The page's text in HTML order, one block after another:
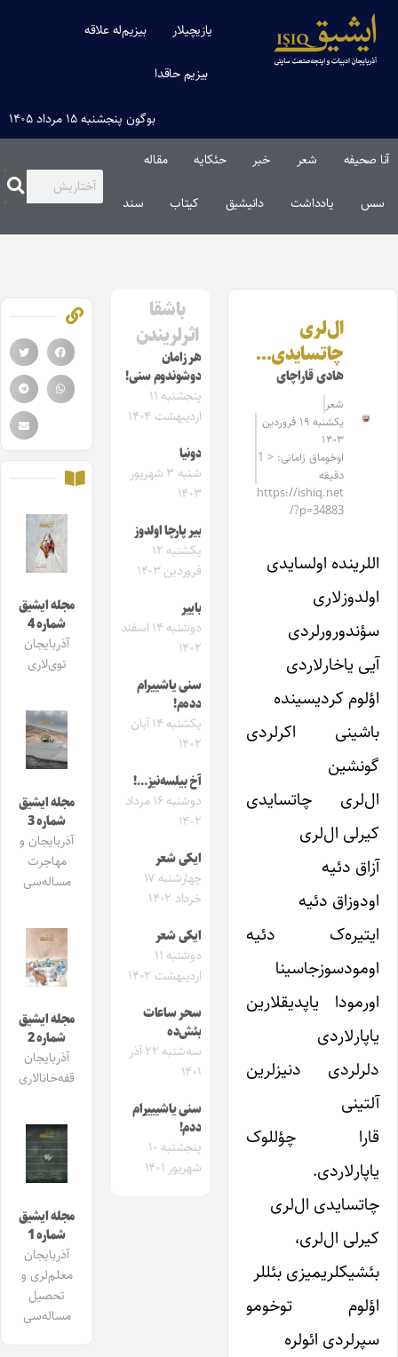
یازیچیلار بیزیم‌له علاقه
بیزیم حاقدا
بوگون پنجشنبه ۱۵ مرداد ۱۴۰۵
آنا صحیفه شعر خبر حئکایه مقاله‌
سس یادداشت دانیشیق کیتاب سند
ال‌لری
چاتسایدی…
هادی قاراچای
شعر
یکشنبه ۱۹ فروردین
۱۴۰۳
اوخوماق زامانی: < 1
دقیقه
https://ishiq.net
/?p=34883
اللرینده اولسایدی
اولدوزلاری
سؤندورورلردی
آیی یاخارلاردی
اؤلوم کردیسینده
باشینی اکرلردی
گونشین
ال‌لری چاتسایدی
کیرلی ال‌لری
آزاق دئیه
اودوزاق دئیه
ایتیره‌ک دئیه
اومودسوزجاسینا
اورمودا یاپدیقلارین
یاپارلاردی
دلرلردی دنیزلرین
آلتینی
قارا چؤللوک
یاپارلاردی.
چاتسایدی ال‌لری
کیرلی ال‌لری،
بئشیکلریمیزی بئللر
اؤلوم توخومو
سپرلردی ائولره
باشقا
اثرلریندن
هر زامان
دوشوندوم سنی!
پنجشنبه ۱۱
اردیبهشت ۱۴۰۴
دونیا
شنبه ۳ شهریور
۱۴۰۳
بیر پارچا اولدوز
یکشنبه ۱۲
فروردین ۱۴۰۳
باییر
دوشنبه ۱۴ اسفند
۱۴۰۲
سنی یاشییرام
دده‌م!
یکشنبه ۱۴ آبان
۱۴۰۲
آخ بیلسه‌نیز…!
دوشنبه ۱۶ مرداد
۱۴۰۲
ایکی شعر
چهارشنبه ۱۷
خرداد ۱۴۰۲
ایکی شعر
دوشنبه ۱۱
اردیبهشت ۱۴۰۲
سحر ساعات
بئش‌ده
سه‌شنبه ۲۲ آذر
۱۴۰۱
سنی یاشیییرام
ددم!
پنجشنبه ۱۰
شهریور ۱۴۰۱
مجله ایشیق
شماره 4
آذربایجان
توی‌لاری
مجله ایشیق
شماره 3
آذربایجان و
مهاجرت
مساله‌سی
مجله ایشیق
شماره 2
آذربایجان
قفه‌خانالاری
مجله ایشیق
شماره 1
آذربایجان
معلم‌لری و
تحصیل
مساله‌سی